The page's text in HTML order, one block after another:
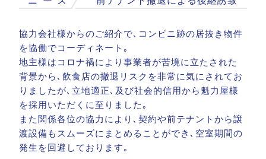
協力会社様からのご紹介で､コンビニ跡の居抜き物件
を協働でコーディネート｡
地主様はコロナ禍により事業者が苦境に立たされた
背景から､飲食店の撤退リスクを非常に気にされてお
りましたが､立地適正､及び社会的信用から魁力屋様
を採用いただくに至りました｡
また関係各位の協力により､契約や前テナントから譲
渡設備もスムーズにまとめることができ､空室期間の
発生を回避しております｡